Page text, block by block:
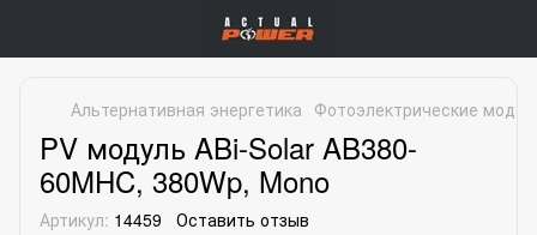
Альтернативная энергетика Фотоэлектрические
PV модуль ABi-Solar AB380-
60MHC, 380Wp, Mono
Артикул: 14459 Оставить отзыв